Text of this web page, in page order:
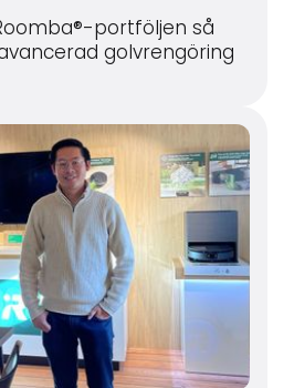
portföljen så
golvrengöring